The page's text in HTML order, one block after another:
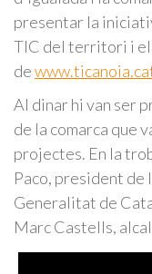
presentar la
TIC del territori i el
de
Al dinar hi van ser
de la comarca que
projectes. En la
Paco, president de
Generalitat de
Marc Castells,